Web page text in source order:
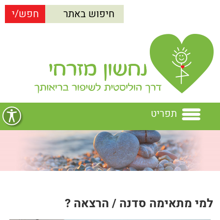
תפריט
בית
נחשון מזרחי
נחשון מזרחיהרצאות
למי מתאימה סדנה / הרצאה ?